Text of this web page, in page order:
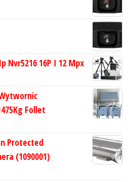
Nvr5216 16P I 12 Mpx
Follet
Protected
(1090001)